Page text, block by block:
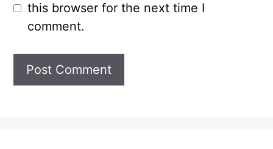
this browser for the next time I
comment.